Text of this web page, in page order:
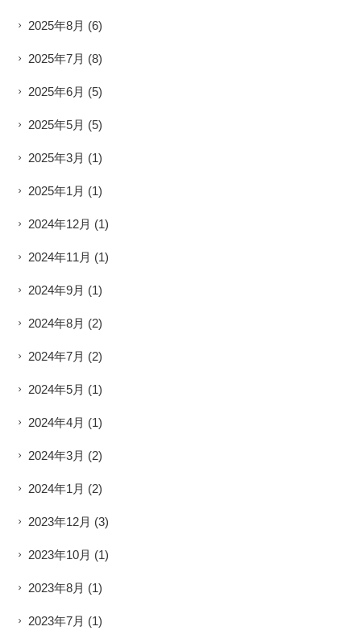
2025年8月 (6)
2025年7月 (8)
2025年6月 (5)
2025年5月 (5)
2025年3月 (1)
2025年1月 (1)
2024年12月 (1)
2024年11月 (1)
2024年9月 (1)
2024年8月 (2)
2024年7月 (2)
2024年5月 (1)
2024年4月 (1)
2024年3月 (2)
2024年1月 (2)
2023年12月 (3)
2023年10月 (1)
2023年8月 (1)
2023年7月 (1)